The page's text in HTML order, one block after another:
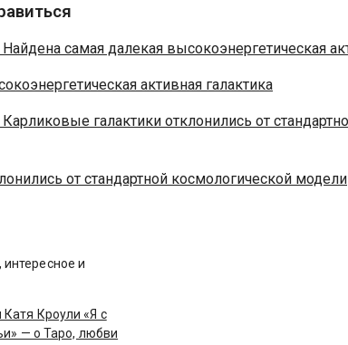
активная галактика
от стандартной космологической модели
и